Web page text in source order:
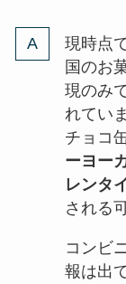
現時点
国のお
現のみ
れてい
チョコ
ーヨー
レンタ
される
コンビ
報は出